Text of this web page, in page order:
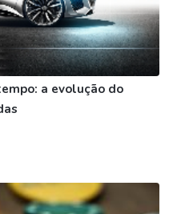
a evolução do